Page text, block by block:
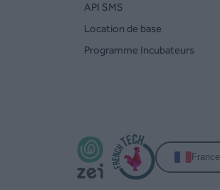
API SMS
Location de base
Programme Incubateurs
France